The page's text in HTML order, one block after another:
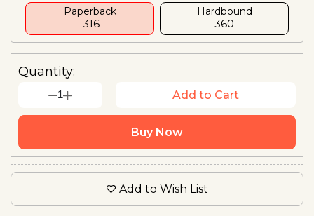
Paperback
₹ 316
Hardbound
₹360
Quantity:
1 Add to Cart
Buy Now
Add to Wish List